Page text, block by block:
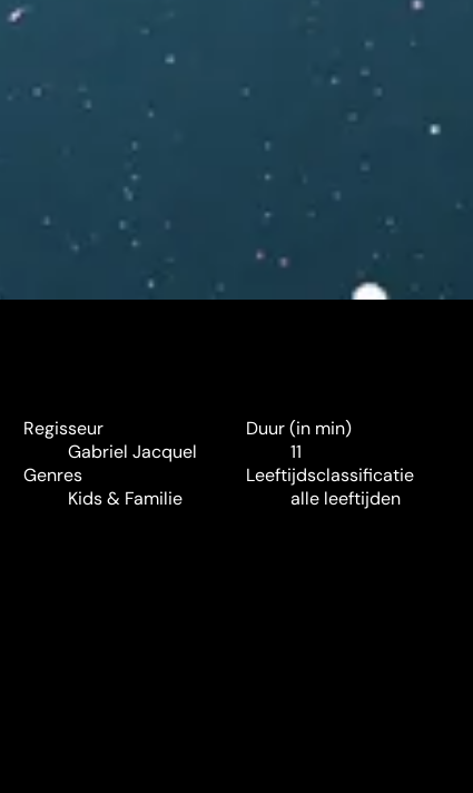
Regisseur
Gabriel Jacquel
Genres
Kids & Familie
Duur (in min)
11
Leeftijdsclassificatie
alle leeftijden